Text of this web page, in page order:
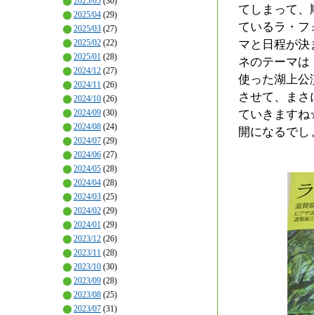
2025/04 (29)
2025/03 (27)
2025/02 (22)
2025/01 (28)
2024/12 (27)
2024/11 (26)
2024/10 (26)
2024/09 (30)
2024/08 (24)
2024/07 (29)
2024/06 (27)
2024/05 (28)
2024/04 (28)
2024/03 (25)
2024/02 (29)
2024/01 (29)
2023/12 (26)
2023/11 (28)
2023/10 (30)
2023/09 (28)
2023/08 (25)
2023/07 (31)
てしまって
ているラ・
マと日程が
ネのテーマ
使った湖上公
させて、ま
ていきます
開になるで